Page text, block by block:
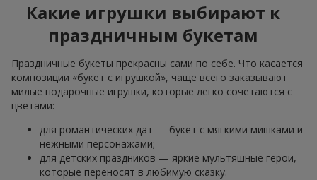
Какие игрушки выбирают к
праздничным букетам
Праздничные букеты прекрасны сами по себе. Что касается
композиции «букет с игрушкой», чаще всего заказывают
милые подарочные игрушки, которые легко сочетаются с
цветами:
для романтических дат — букет с мягкими мишками и
нежными персонажами;
для детских праздников — яркие мультяшные герои,
которые переносят в любимую сказку.